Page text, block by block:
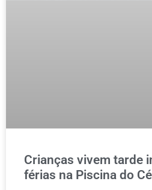
Crianças vivem tarde
férias na Piscina do